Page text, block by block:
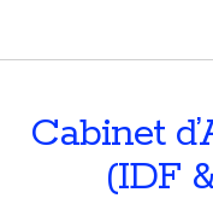
Cabinet
(IDF